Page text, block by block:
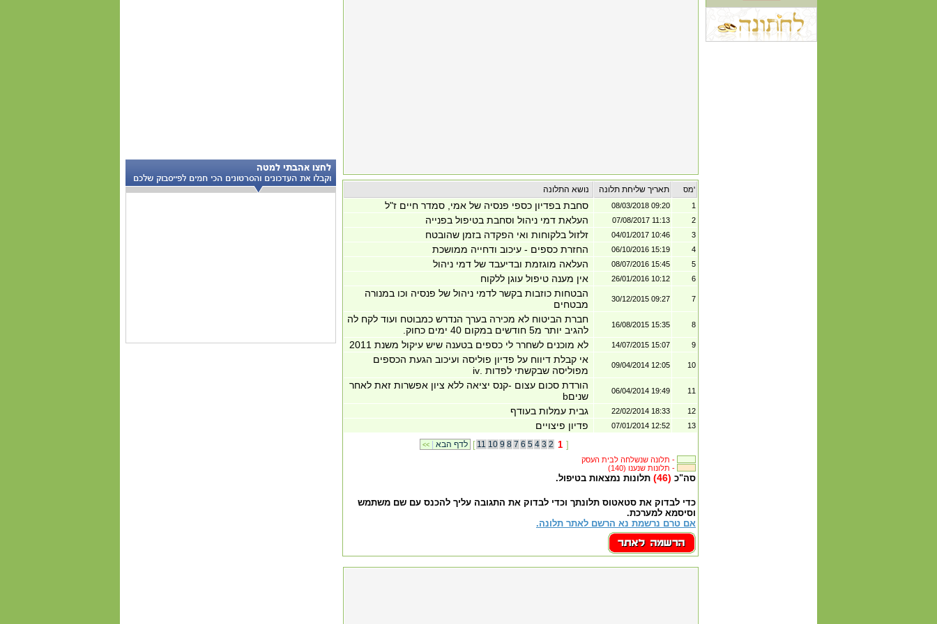
תאריך שליחת תלונה מס'
סחבת בפדיון כספי פנסיה של אמי, סמדר חיים ז"ל 08/03/2018 09:20 1
העלאת דמי ניהול וסחבת בטיפול בפנייה 07/08/2017 11:13 2
זלזול בלקוחות ואי הפקדה בזמן שהובטח 04/01/2017 10:46 3
החזרת כספים - עיכוב ודחייה ממושכת 06/10/2016 15:19 4
העלאה מוגזמת ובדיעבד של דמי ניהול 08/07/2016 15:45 5
אין מענה טיפול עוגן ללקוח 26/01/2016 10:12 6
הבטחות כוזבות בקשר לדמי ניהול של פנסיה וכו במנורה
מבטחים
30/12/2015 09:27 7
חברת הביטוח לא מכירה בערך הנדרש כמבוטח ועוד לקח לה
להגיב יותר מ5 חודשים במקום 40 ימים כחוק.
16/08/2015 15:35 8
לא מוכנים לשחרר לי כספים בטענה שיש עיקול משנת 2011 14/07/2015 15:07 9
אי קבלת דיווח על פדיון פוליסה ועיכוב הגעת הכספים
מפוליסה שבקשתי לפדות .iv
09/04/2014 12:05 10
הורדת סכום עצום -קנס יציאה ללא ציון אפשרות זאת לאחר
שניםb
06/04/2014 19:49 11
גבית עמלות בעודף 22/02/2014 18:33 12
פדיון פיצויים 07/01/2014 12:52 13
<< לדף הבא [ 11 10 9 8 7 6 5 4 3 2 1 ]
תלונה שנשלחה לבית העסק -
(140) תלונות שנענו -
סה"כ (46) תלונות נמצאות בטיפול.
כדי לבדוק את סטאטוס תלונתך וכדי לבדוק את התגובה עליך להכנס עם שם משתמש
וסיסמא למערכת.
אם טרם נרשמת נא הרשם לאתר תלונה.